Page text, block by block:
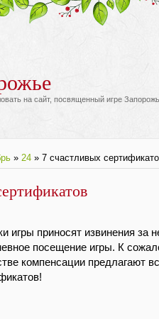
на сайт, посвященный игре
» 24 » 7 счастливых
игры приносят извинения
посещение игры. К
компенсации предлагают